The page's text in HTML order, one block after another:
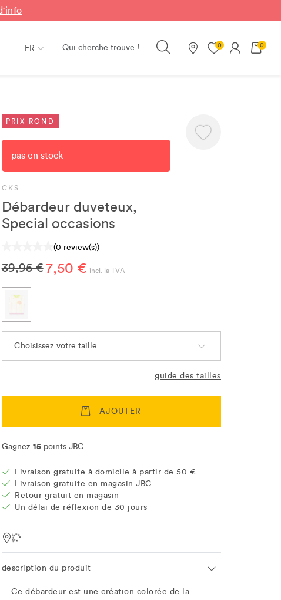
FR Search
Nos magasins
0 0
PRIX ROND
pas en stock
CKS
Débardeur duveteux,
Special occasions
(0 review(s))
39,95 €7,50 € incl. la TVA
Choisissez votre taille
guide des tailles
AJOUTER
Gagnez 15 points JBC
Livraison gratuite à domicile à partir de 50 €
Livraison gratuite en magasin JBC
Retour gratuit en magasin
Un délai de réflexion de 30 jours
Location
description du produit
Ce débardeur est une création colorée de la